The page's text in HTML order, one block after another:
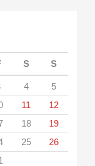
S S
4
5
11
12
18
19
25
26